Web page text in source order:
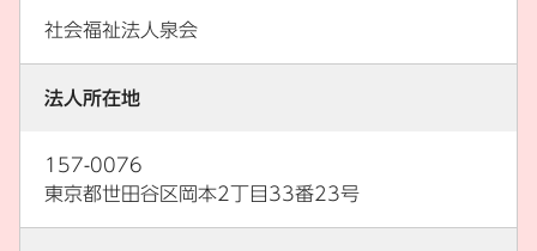
社会福祉法人泉会
法人所在地
157-0076
東京都世田谷区岡本2丁目33番23号